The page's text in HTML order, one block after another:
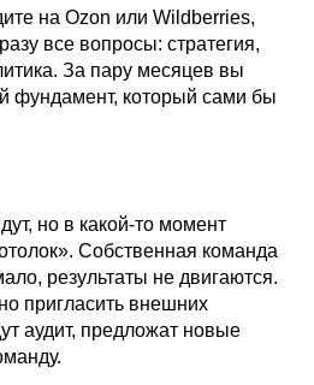
на Ozon или Wildberries,
все вопросы: стратегия,
За пару месяцев вы
фундамент, который сами бы
но в какой-то момент
Собственная команда
результаты не двигаются.
пригласить внешних
аудит, предложат новые